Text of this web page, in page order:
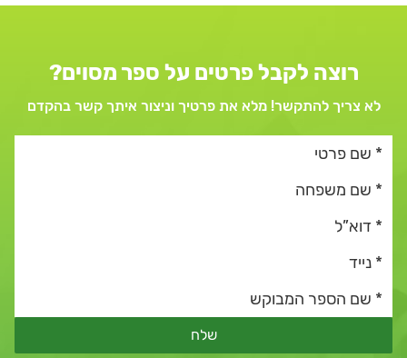
רוצה לקבל פרטים על ספר מסוים?
לא צריך להתקשר! מלא את פרטיך וניצור איתך קשר בהקדם
שלח